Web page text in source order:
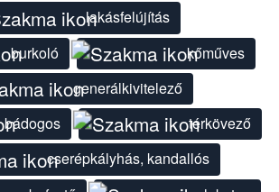
lakásfelújítás
burkoló
kőműves
generálkivitelező
bádogos
térkövező
cserépkályhás, kandallós